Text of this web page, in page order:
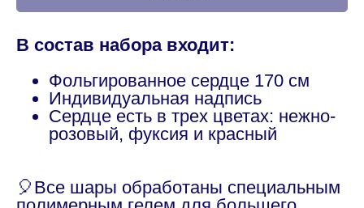
В состав набора входит:
Фольгированное сердце 170 см
Индивидуальная надпись
Сердце есть в трех цветах: нежно-
розовый, фуксия и красный
🎈Все шары обработаны специальным